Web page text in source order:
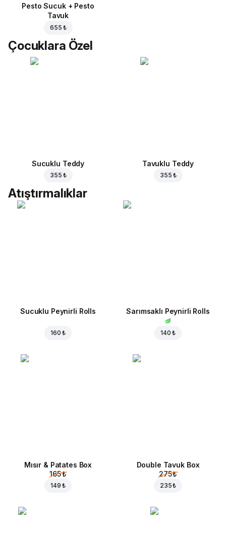
Pesto Sucuk + Pesto
Tavuk
655 ₺
Çocuklara Özel
Sucuklu Teddy
355 ₺
Tavuklu Teddy
355 ₺
Atıştırmalıklar
Sucuklu Peynirli Rolls
160 ₺
Sarımsaklı Peynirli Rolls
140 ₺
Mısır & Patates Box
165 ₺
149 ₺
Double Tavuk Box
275 ₺
235 ₺